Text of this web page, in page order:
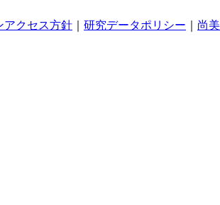
アクセス方針 研究データポリシー
尚美